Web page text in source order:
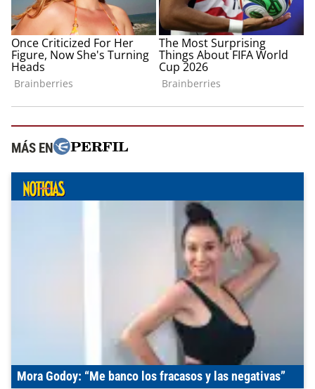
MÁS EN
Mora Godoy: “Me banco los fracasos y las negativas”